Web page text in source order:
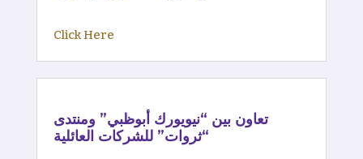
Click Here
تعاون بين “نيويورك أبوظبي” ومنتدى
“ثروات” للشركات العائلية